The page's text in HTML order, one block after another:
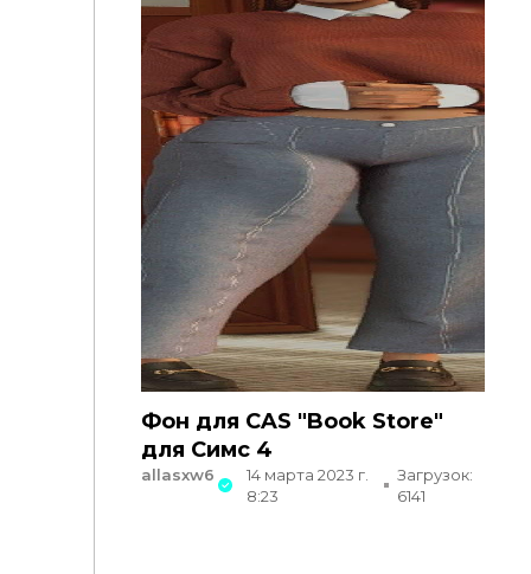
Фон для CAS "Book Store"
для Симс 4
allasxw6
14 марта 2023 г.
8:23
Загрузок:
6141